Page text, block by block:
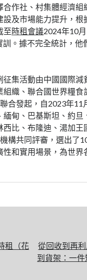
作社、村集體經濟組
及市場能力提升，根
至時租會議2024年10
。據不完全統計，他
征集活動由中國國際
織、聯合國世界糧
合發起，自2023年11
甸、巴基斯坦、約
比、布隆迪、湯加
構共同評審，選出了
和實用場景，為世
租（花
從回收到再
到貨架：一件